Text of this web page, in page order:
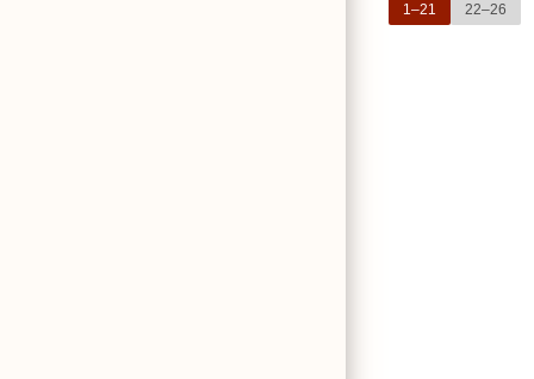
1–21 22–26